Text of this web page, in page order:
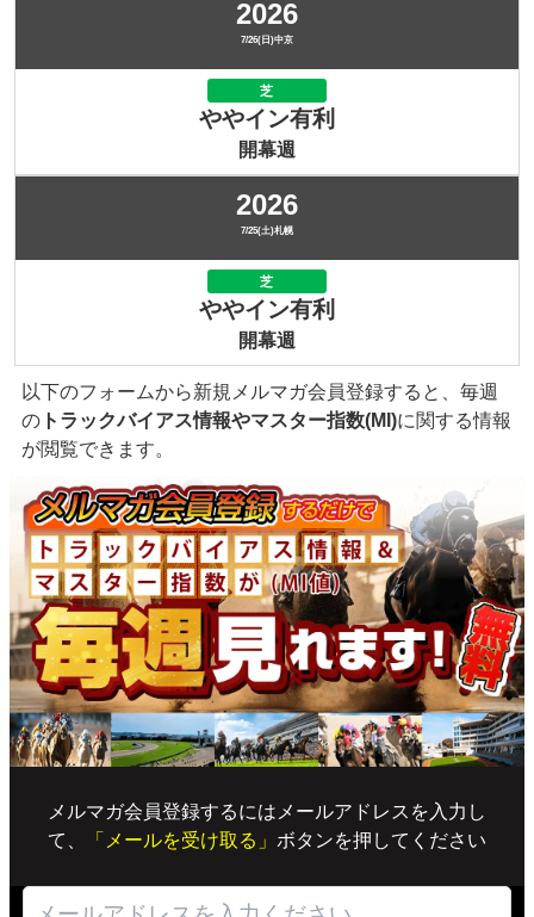
2026
7/26(日)中京
芝
ややイン有利
開幕週
2026
7/25(土)札幌
芝
ややイン有利
開幕週
以下のフォームから新規メルマガ会員登録すると、毎週
の トラックバイアス情報やマスター指数(MI)に関する情報
が閲覧できます。
メルマガ会員登録するにはメールアドレスを入力し
て、
「メールを受け取る」 ボタンを押してください